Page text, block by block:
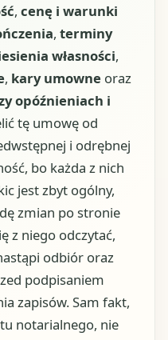
, cenę i warunki
, terminy
własności,
, kary umowne oraz
opóźnieniach i
tę umowę od
i odrębnej
bo każda z nich
jest zbyt ogólny,
zmian po stronie
z niego odczytać,
odbiór oraz
podpisaniem
zapisów. Sam fakt,
notarialnego, nie